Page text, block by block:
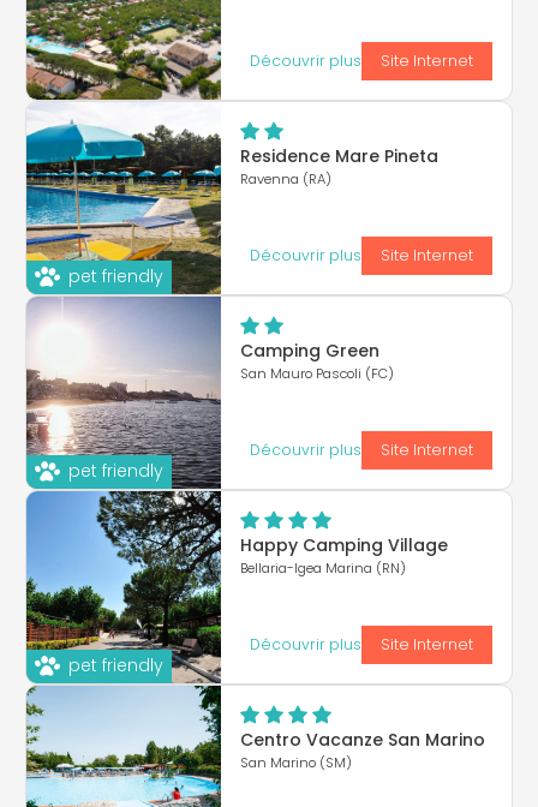
Découvrir plus Site Internet
pet friendly
Residence Mare Pineta
Ravenna (RA)
Découvrir plus Site Internet
pet friendly
Camping Green
San Mauro Pascoli (FC)
Découvrir plus Site Internet
pet friendly
Happy Camping Village
Bellaria-Igea Marina (RN)
Découvrir plus Site Internet
Centro Vacanze San Marino
San Marino (SM)